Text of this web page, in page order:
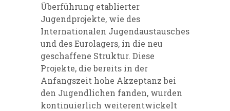
Überführung etablierter
Jugendprojekte, wie des
Internationalen Jugendaustausches
und des Eurolagers, in die neu
geschaffene Struktur. Diese
Projekte, die bereits in der
Anfangszeit hohe Akzeptanz bei
den Jugendlichen fanden, wurden
kontinuierlich weiterentwickelt